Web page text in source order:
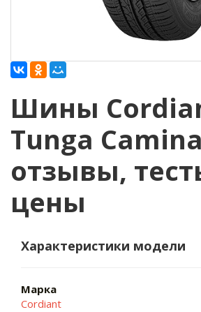
Шины
Tunga
отзывы,
цены
Характеристики модели
Марка
Cordiant